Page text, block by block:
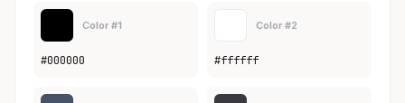
Color #1
#000000
Color #2
#ffffff